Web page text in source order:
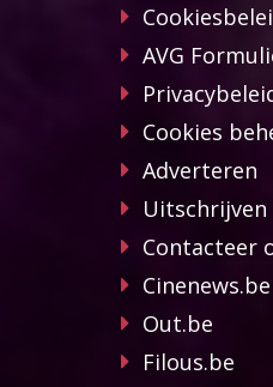
AVG
Cookies
Adverteren
Contacteer
Cinenews.be
Out.be
Filous.be